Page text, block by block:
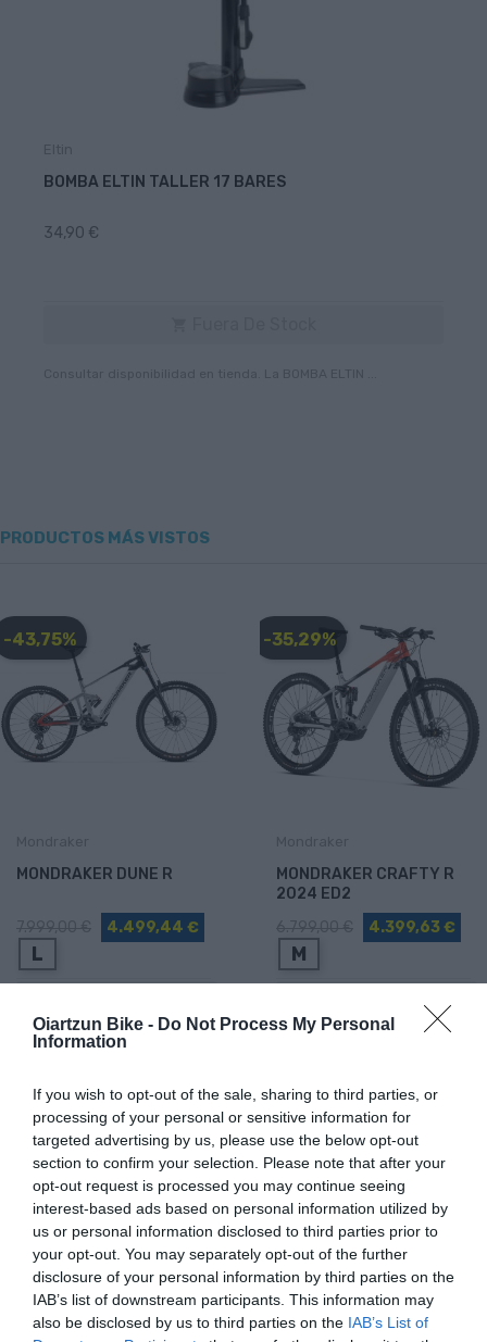
Oiartzun Bike - Do Not Process My Personal
Information
If you wish to opt-out of the sale, sharing to third parties, or
processing of your personal or sensitive information for
targeted advertising by us, please use the below opt-out
section to confirm your selection. Please note that after your
opt-out request is processed you may continue seeing
interest-based ads based on personal information utilized by
us or personal information disclosed to third parties prior to
your opt-out. You may separately opt-out of the further
disclosure of your personal information by third parties on the
IAB’s list of downstream participants. This information may
also be disclosed by us to third parties on the IAB’s List of
BOMBA ELTIN TALLER 17 BARES
34,90 €
PRODUCTOS MÁS VISTOS
-43,75%
MONDRAKER DUNE R
4.499,44 €
L
La MONDRAKER DUNE R cuenta
Carbon de 2,650g de ...
-35,29%
MONDRAKER CRAFTY R
2024 ED2
4.399,63 €
M
cinemática del sistema de ...
ARTÍCULOS RELACIONADOS